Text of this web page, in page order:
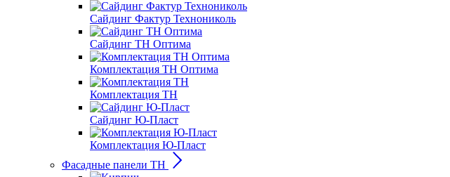
Сайдинг Фактур Технониколь
Сайдинг ТН Оптима
Комплектация ТН Оптима
Комплектация ТН
Сайдинг Ю-Пласт
Комплектация Ю-Пласт
Фасадные панели ТН